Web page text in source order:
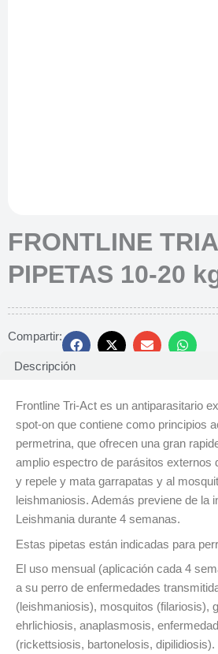
FRONTLINE
PIPETAS 10-20
Compartir:
Descripción
Frontline Tri-Act es un antiparasitario
spot-on que contiene como principios
permetrina, que ofrecen una gran
amplio espectro de parásitos externos
y repele y mata garrapatas y al
leishmaniosis. Además previene de la
Leishmania durante 4 semanas.
Estas pipetas están indicadas para
El uso mensual (aplicación cada 4
a su perro de enfermedades
(leishmaniosis), mosquitos (filariosis),
ehrlichiosis, anaplasmosis,
(rickettsiosis, bartonelosis, dipilidiosis).